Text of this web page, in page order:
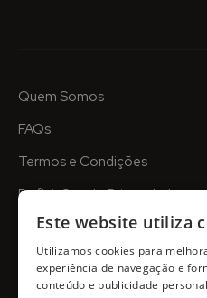
Quem Somos
FAQs
Termos e Condições
Definições de Privacidade
Este website utiliza
Utilizamos cookies para
experiência de navegação e
conteúdo e publicidade